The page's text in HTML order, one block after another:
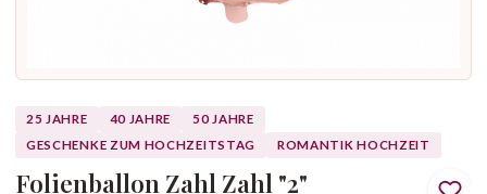
25 JAHRE 40 JAHRE
50 JAHRE
GESCHENKE ZUM HOCHZEITSTAG
ROMANTIK HOCHZEIT
Folienballon Zahl Zahl "2"